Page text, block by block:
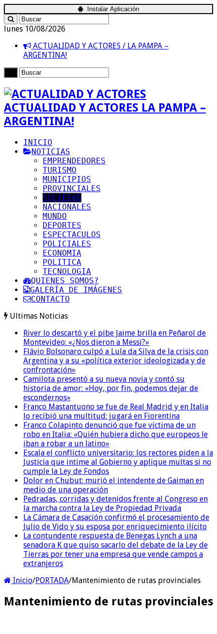
Instalar Aplicación
lunes 10/08/2026
ACTUALIDAD Y ACTORES / LA PAMPA –
ARGENTINA!
ACTUALIDAD Y ACTORES LA PAMPA –
ARGENTINA!
INICIO
NOTICIAS
EMPRENDEDORES
TURISMO
MUNICIPIOS
PROVINCIALES
SOCIEDAD
NACIONALES
MUNDO
DEPORTES
ESPECTACULOS
POLICIALES
ECONOMIA
POLITICA
TECNOLOGIA
QUIENES SOMOS?
GALERÍA DE IMÁGENES
CONTACTO
Ultimas Noticias
River lo descartó y el pibe Jaime brilla en Peñarol de
Montevideo: «¿Nos dieron a Messi?»
Flávio Bolsonaro culpó a Lula da Silva de la crisis con
Argentina y a su «política exterior ideologizada y de
confrontación»
Camilota presentó a su nueva novia y contó su
historia de amor: «Hoy, por fin, podemos dejar de
escondernos»
Franco Mastantuono se fue de Real Madrid y en Italia
lo recibió una multitud: jugará en Fiorentina
Franco Colapinto denunció que fue víctima de un
robo en Italia: «Quién hubiera dicho que europeos le
iban a robar a un latino»
Escala el conflicto universitario: los rectores piden a la
Justicia que intime al Gobierno y aplique multas si no
cumple la Ley de Fondos
Dolor en Chubut: murió el intendente de Gaiman en
medio de una operación
Pedradas, corridas y detenidos frente al Congreso en
la marcha contra la Ley de Propiedad Privada
La Cámara de Casación confirmó el procesamiento de
Julio de Vido y su esposa por enriquecimiento ilícito
La contundente respuesta de Benegas Lynch a una
senadora K que quiso sacarlo del debate de la Ley de
Tierras por tener una empresa que vende campos a
extranjeros
Inicio/PORTADA/Mantenimiento de rutas provinciales
Mantenimiento de rutas provinciales